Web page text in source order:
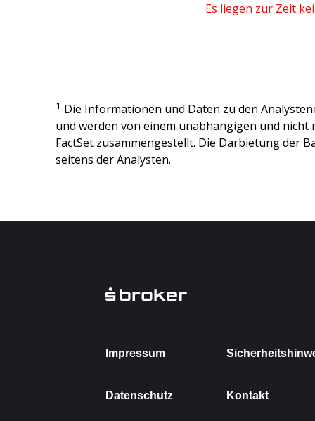
Es liegen zur Zeit
1 Die Informationen und Daten zu den
und werden von einem unabhängigen und nicht
FactSet zusammengestellt. Die Darbietung der
seitens der Analysten.